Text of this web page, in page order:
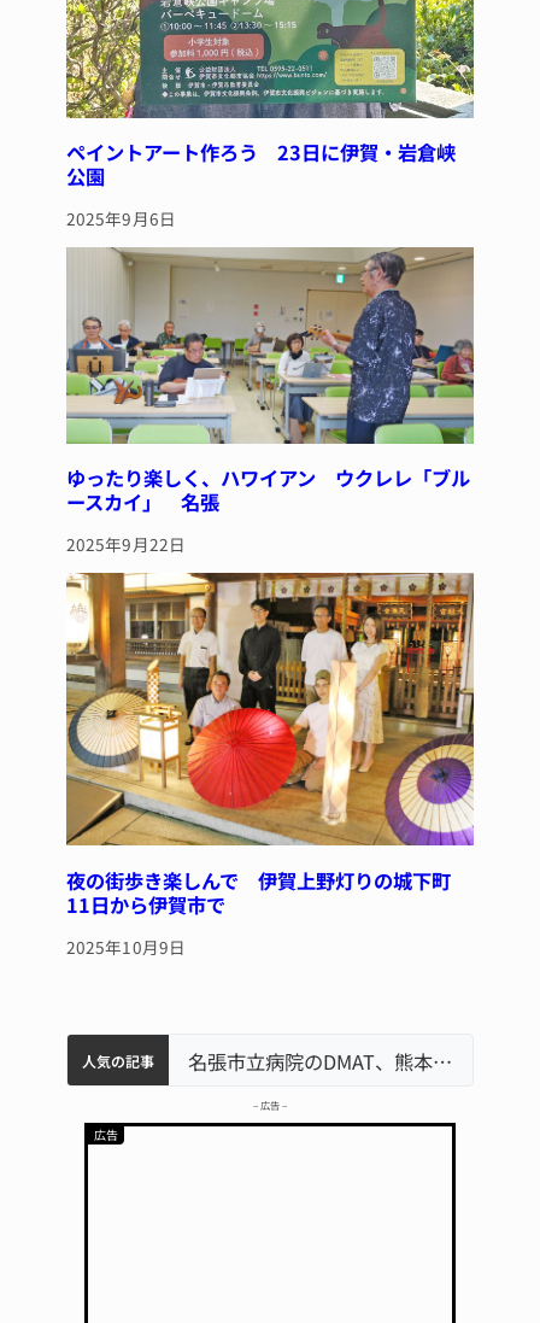
ペイントアート作ろう 23日に伊賀・岩倉峡
公園
2025年9月6日
ゆったり楽しく、ハワイアン ウクレレ「ブル
ースカイ」 名張
2025年9月22日
夜の街歩き楽しんで 伊賀上野灯りの城下町
11日から伊賀市で
2025年10月9日
人気の記事
名張市水道料金47％値上げへ 答申案、審議会で大筋まとまる
器物損壊容疑で83歳女逮捕 伊賀署
中学校の陶壁モニュメント 地元建設会社がボランティアで清掃 伊賀 名張市立病院のDMAT、熊本地震の被災地へ 能登以来3回目の派遣
– 広告 –